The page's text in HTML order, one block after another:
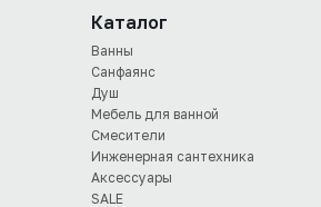
Каталог
Ванны
Санфаянс
Душ
Мебель для ванной
Смесители
Инженерная сантехника
Аксессуары
SALE